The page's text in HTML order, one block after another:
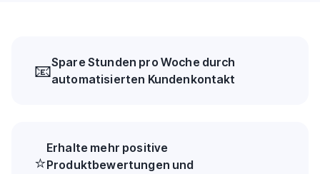
📧Spare Stunden pro Woche durch
automatisierten Kundenkontakt
⭐
Erhalte mehr positive
Produktbewertungen und